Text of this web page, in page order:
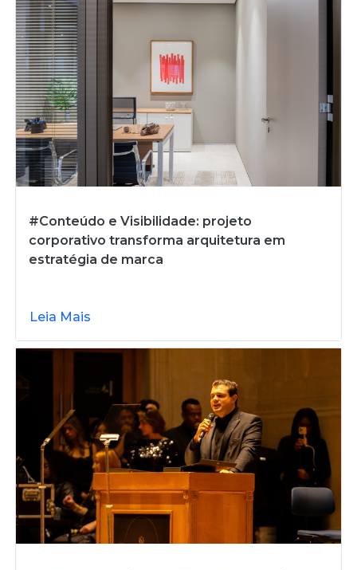
#Conteúdo e Visibilidade: projeto
corporativo transforma arquitetura em
estratégia de marca
Leia Mais